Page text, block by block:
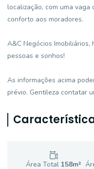
localização, com uma
conforto aos moradores.
A&C Negócios
pessoas e sonhos!
As informações acima
prévio. Gentileza contatar
Área Total 158m²